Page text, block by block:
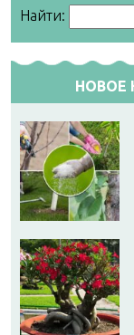
Найти:
НОВОЕ